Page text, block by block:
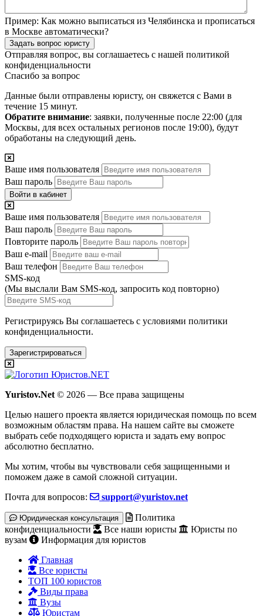
Пример: Как можно выписаться из Челябинска и прописаться
в Москве автоматически?
Задать вопрос юристу
Отправляя вопрос, вы соглашаетесь с нашей политикой
конфиденциальности
Спасибо за вопрос
Данные были отправлены юристу, он свяжется с Вами в
течение 15 минут.
Обратите внимание: заявки, полученные после 22:00 (для
Москвы, для всех остальных регионов после 19:00), будут
обработаны на следующий день.
Ваше имя пользователя
Ваш пароль
Войти в кабинет
Ваше имя пользователя
Ваш пароль
Повторите пароль
Ваш e-mail
Ваш телефон
SMS-код
(Мы выслали Вам SMS-код, запросить код повторно)
Регистрируясь Вы соглашаетесь с условиями политики
конфиденциальности.
Зарегистрироваться
Yuristov.Net © 2026 — Все права защищены
Целью нашего проекта является юридическая помощь по всем
возможным областям права. На нашем сайте вы сможете
выбрать себе подходящего юриста и задать ему вопрос
абсолютно бесплатно.
Мы хотим, чтобы вы чувствовали себя защищенными и
поможем даже в самой сложной ситуации.
Почта для вопросов:
support@yuristov.net
Юридическая консультация
Политика
конфиденциальности
Все наши юристы
Юристы по
вузам
Информация для юристов
Главная
Все юристы
ТОП 100 юристов
Виды права
Вузы
Юристам